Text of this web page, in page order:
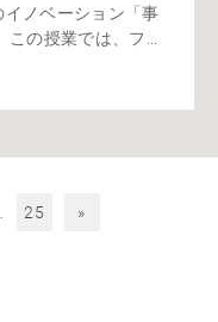
ノベーション「事
の授業では、フ...
25 »